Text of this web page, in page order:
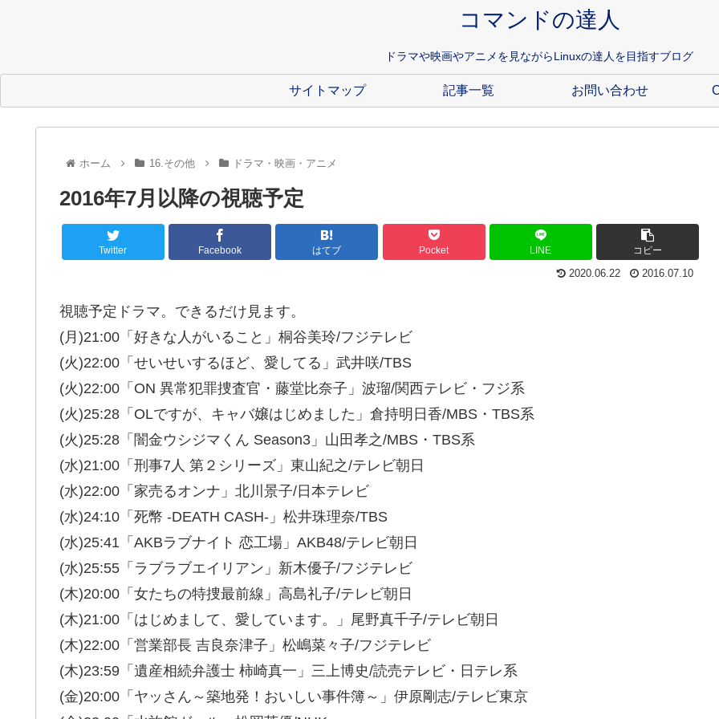
コマンドの達人
ドラマや映画やアニメを見ながらLinuxの達人を目指すブログ
サイトマップ 記事一覧 お問い合わせ
ホーム 16.その他 ドラマ・映画・アニメ
2016年7月以降の視聴予定
Twitter Facebook はてブ Pocket LINE コピー
2020.06.22 2016.07.10
視聴予定ドラマ。できるだけ見ます。
(月)21:00「好きな人がいること」桐谷美玲/フジテレビ
(火)22:00「せいせいするほど、愛してる」武井咲/TBS
(火)22:00「ON 異常犯罪捜査官・藤堂比奈子」波瑠/関西テレビ・フジ系
(火)25:28「OLですが、キャバ嬢はじめました」倉持明日香/MBS・TBS系
(火)25:28「闇金ウシジマくん Season3」山田孝之/MBS・TBS系
(水)21:00「刑事7人 第２シリーズ」東山紀之/テレビ朝日
(水)22:00「家売るオンナ」北川景子/日本テレビ
(水)24:10「死幣 -DEATH CASH-」松井珠理奈/TBS
(水)25:41「AKBラブナイト 恋工場」AKB48/テレビ朝日
(水)25:55「ラブラブエイリアン」新木優子/フジテレビ
(木)20:00「女たちの特捜最前線」高島礼子/テレビ朝日
(木)21:00「はじめまして、愛しています。」尾野真千子/テレビ朝日
(木)22:00「営業部長 吉良奈津子」松嶋菜々子/フジテレビ
(木)23:59「遺産相続弁護士 柿崎真一」三上博史/読売テレビ・日テレ系
(金)20:00「ヤッさん～築地発！おいしい事件簿～」伊原剛志/テレビ東京